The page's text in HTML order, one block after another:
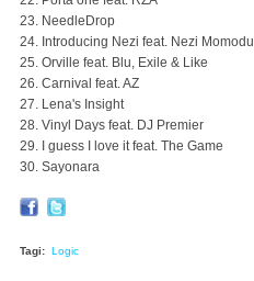
23. NeedleDrop
24. Introducing Nezi feat. Nezi Momodu
25. Orville feat. Blu, Exile & Like
26. Carnival feat. AZ
27. Lena's Insight
28. Vinyl Days feat. DJ Premier
29. I guess I love it feat. The Game
30. Sayonara
Tagi: Logic